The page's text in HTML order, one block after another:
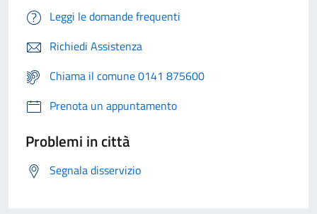
Leggi le domande frequenti
Richiedi Assistenza
Chiama il comune 0141 875600
Prenota un appuntamento
Problemi in città
Segnala disservizio